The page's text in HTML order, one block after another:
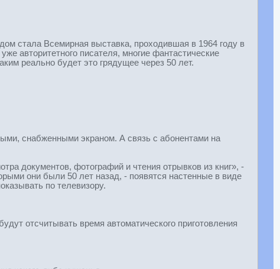
стала Всемирная выставка, проходившая в 1964 году в
авторитетного писателя, многие фантастические
реально будет это грядущее через 50 лет.
снабженными экраном. А связь с абонентами на
документов, фотографий и чтения отрывков из книг», -
они были 50 лет назад, - появятся настенные в виде
по телевизору.
отсчитывать время автоматического приготовления